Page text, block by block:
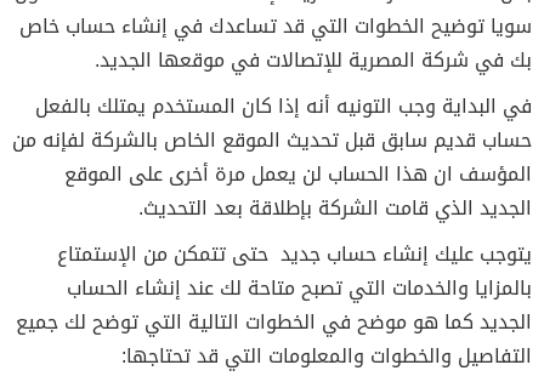
سويا توضيح الخطوات التي قد تساعدك في إنشاء حساب خاص
بك في شركة المصرية للإتصالات في موقعها الجديد.
في البداية وجب التونيه أنه إذا كان المستخدم يمتلك بالفعل
حساب قديم سابق قبل تحديث الموقع الخاص بالشركة لفإنه من
المؤسف ان هذا الحساب لن يعمل مرة أخرى على الموقع
الجديد الذي قامت الشركة بإطلاقة بعد التحديث.
يتوجب عليك إنشاء حساب جديد حتى تتمكن من الإستمتاع
بالمزايا والخدمات التي تصبح متاحة لك عند إنشاء الحساب
الجديد كما هو موضح في الخطوات التالية التي توضح لك جميع
التفاصيل والخطوات والمعلومات التي قد تحتاجها: